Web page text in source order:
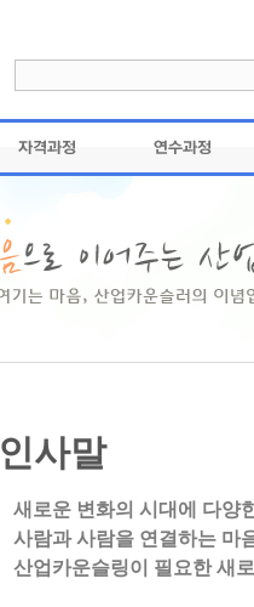
인사말
새로운 변화의 시대에 다양
사람과 사람을 연결하는 마
산업카운슬링이 필요한 새